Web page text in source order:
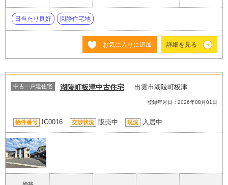
日当たり良好 閑静住宅地
お気に入りに追加 詳細を見る
中古一戸建住宅 湖陵町板津中古住宅 出雲市湖陵町板津
登録年月日：2026年08月01日
物件番号 IC0016 交渉状況 販売中 現況 入居中